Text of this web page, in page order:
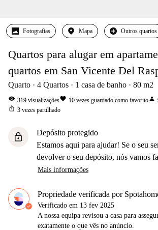
Fotografias Mapa Outros quartos
Quartos para alugar em
quartos em San Vicente Del
Quarto 4 Quartos 1 casa de banho 80 m2
visibility 319 visualizaçõesfavorite 10 vezes guardado como favoritoperson
ios_share 3 vezes partilhado
lock
Depósito protegido
Estamos aqui para ajudar! Se o seu
devolver o seu depósito, nós vamos
Mais informações
Propriedade verificada por
Verificado em 13 fev 2025
A nossa equipa revisou a casa para
exatamente o que vês no anúncio.